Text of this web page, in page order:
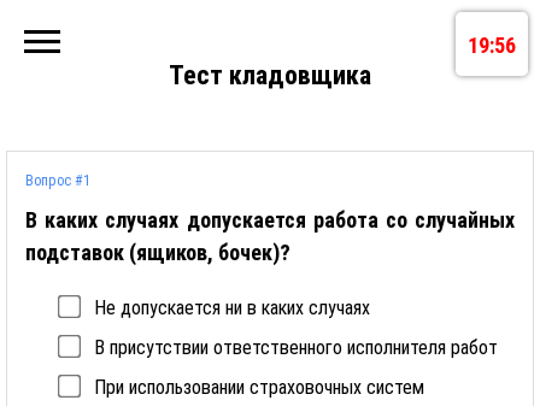
Тест кладовщика
Вопрос #1
В каких случаях допускается работа со случайных
подставок (ящиков, бочек)?
Не допускается ни в каких случаях
В присутствии ответственного исполнителя работ
При использовании страховочных систем
19:56